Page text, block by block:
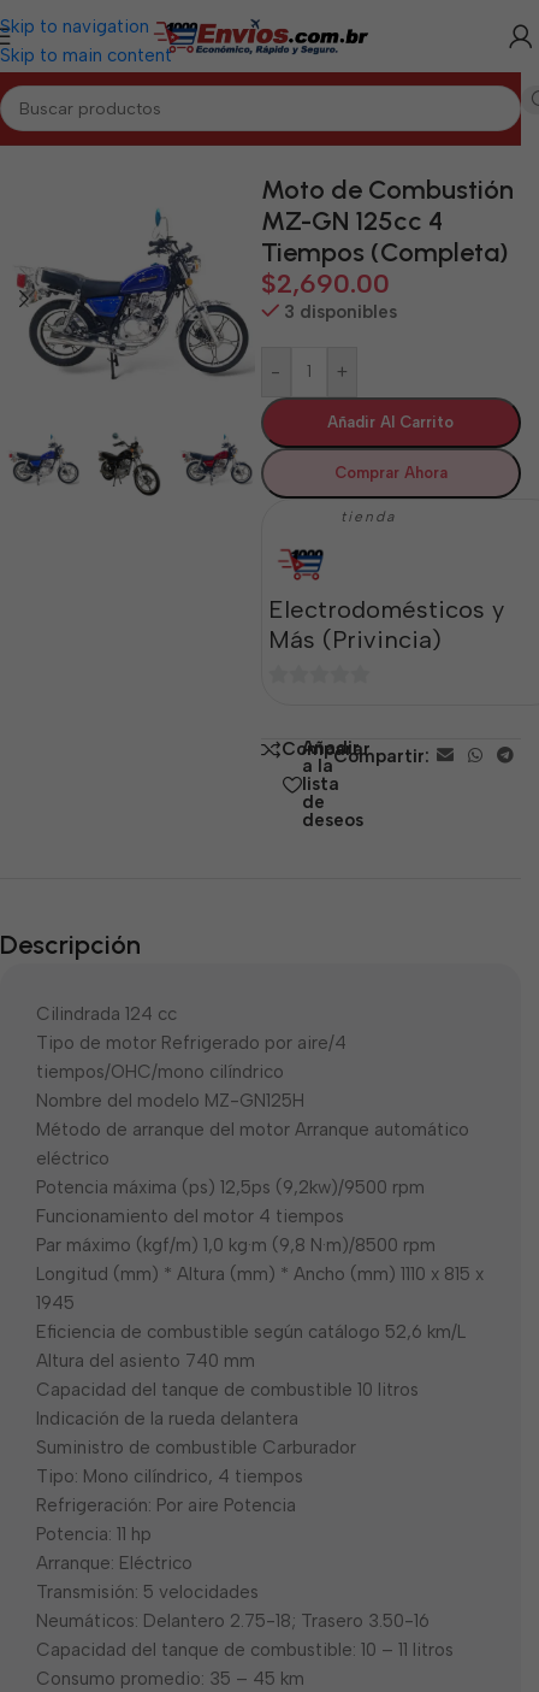
Skip to navigation
Skip to main content
Inicio/HOLGUÍN/Motos de Combustión Holguín
Moto de Combustión
MZ-GN 125cc 4
Tiempos (Completa)
$2,690.00
3 disponibles
- +
Añadir Al Carrito
Comprar Ahora
tienda
Electrodomésticos y
Más (Privincia)
5 Comparar
Añadir
a la
lista
de
deseos
Compartir:
Descripción
Cilindrada 124 cc
Tipo de motor Refrigerado por aire/4
tiempos/OHC/mono cilíndrico
Nombre del modelo MZ-GN125H
Método de arranque del motor Arranque automático
eléctrico
Potencia máxima (ps) 12,5ps (9,2kw)/9500 rpm
Funcionamiento del motor 4 tiempos
Par máximo (kgf/m) 1,0 kg·m (9,8 N·m)/8500 rpm
Longitud (mm) * Altura (mm) * Ancho (mm) 1110 x 815 x
1945
Eficiencia de combustible según catálogo 52,6 km/L
Altura del asiento 740 mm
Capacidad del tanque de combustible 10 litros
Indicación de la rueda delantera
Suministro de combustible Carburador
Tipo: Mono cilíndrico, 4 tiempos
Refrigeración: Por aire Potencia
Potencia: 11 hp
Arranque: Eléctrico
Transmisión: 5 velocidades
Neumáticos: Delantero 2.75-18; Trasero 3.50-16
Capacidad del tanque de combustible: 10 – 11 litros
Consumo promedio: 35 – 45 km